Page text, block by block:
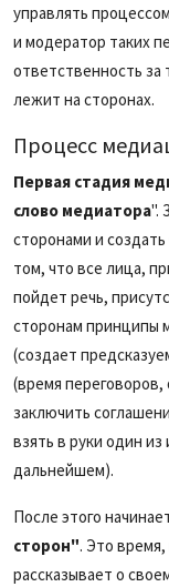
управлять
и модератор таких
ответственность
лежит на сторонах.
Процесс
Первая стадия
слово медиатора".
сторонами и
том, что все лица,
пойдет речь,
сторонам принципы
(создает
(время
заключить
взять в руки один
дальнейшем).
После этого
сторон". Это
рассказывает о